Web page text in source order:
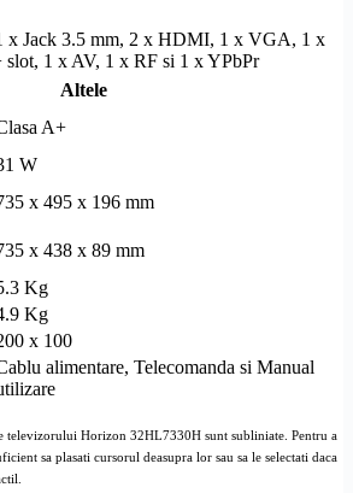
x Jack 3.5 mm, 2 x HDMI, 1 x VGA, 1 x
slot, 1 x AV, 1 x RF si 1 xYPbPr
Altele
A+
W
x 495 x 196 mm
x 438 x 89 mm
Kg
Kg
x 100
alimentare, Telecomanda si Manual
televizorului Horizon 32HL7330H sunt subliniate. Pentru a
sa plasati cursorul deasupra lor sau sa le selectati daca